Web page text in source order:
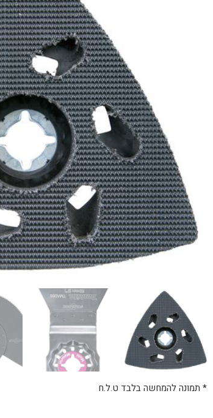
* תמונה להמחשה בלבד ט.ל.ח